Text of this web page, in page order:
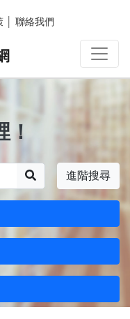
聯絡我們
進階搜尋